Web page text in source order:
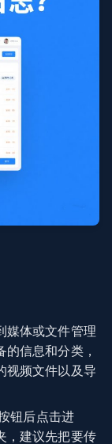
媒体或文件管理
信息和分类，
视频文件以及导
钮后点击进
，建议先把要传